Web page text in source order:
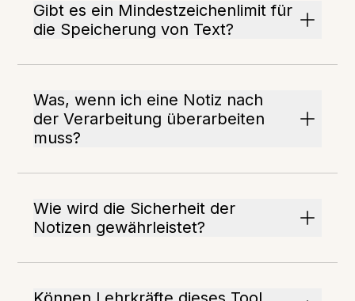
Gibt es ein Mindestzeichenlimit für
die Speicherung von Text?
Was, wenn ich eine Notiz nach
der Verarbeitung überarbeiten
muss?
Wie wird die Sicherheit der
Notizen gewährleistet?